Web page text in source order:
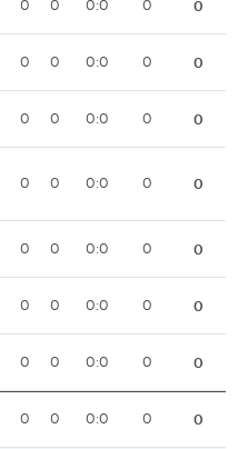
0 0 0:0 0 0
0 0 0:0 0 0
0 0 0:0 0 0
0 0 0:0 0 0
0 0 0:0 0 0
0 0 0:0 0 0
0 0 0:0 0 0
0 0 0:0 0 0